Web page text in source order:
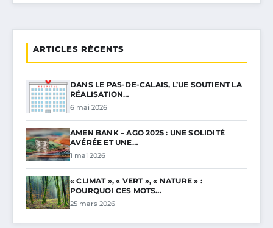
ARTICLES RÉCENTS
DANS LE PAS-DE-CALAIS, L’UE SOUTIENT LA
RÉALISATION…
6 mai 2026
AMEN BANK – AGO 2025 : UNE SOLIDITÉ
AVÉRÉE ET UNE…
1 mai 2026
« CLIMAT », « VERT », « NATURE » :
POURQUOI CES MOTS…
25 mars 2026